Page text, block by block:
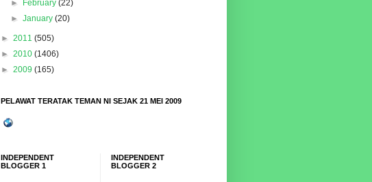
►
February (22)
►January (20)
► 2011 (505)
► 2010 (1406)
► 2009 (165)
PELAWAT TERATAK TEMAN NI SEJAK 21 MEI 2009
INDEPENDENT
BLOGGER 1
INDEPENDENT
BLOGGER 2